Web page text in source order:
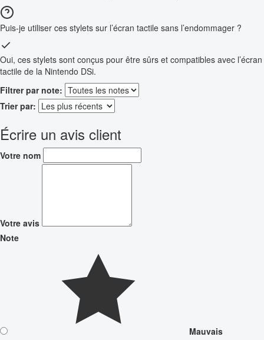
Puis-je utiliser ces stylets sur l’écran tactile sans l’endommager ?
Oui, ces stylets sont conçus pour être sûrs et compatibles avec l’écran
tactile de la Nintendo DSi.
Filtrer par note:
Trier par:
Écrire un avis client
Votre nom
Votre avis
Note
Mauvais